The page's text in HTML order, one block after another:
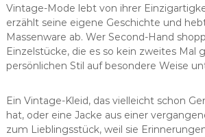
Vintage-Mode lebt von ihrer
erzählt seine eigene Geschichte und
Massenware ab. Wer Second-Hand
Einzelstücke, die es so kein zweites Mal
persönlichen Stil auf besondere Weise
Ein Vintage-Kleid, das vielleicht schon
hat, oder eine Jacke aus einer
zum Lieblingsstück, weil sie